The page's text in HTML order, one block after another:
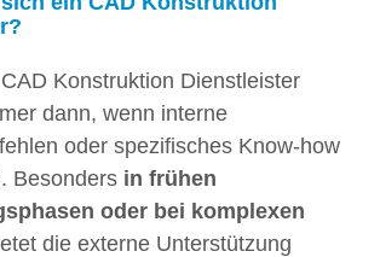
Konstruktion Dienstleister
dann, wenn interne
oder spezifisches Know-how
Besonders in frühen
oder bei komplexen
die externe Unterstützung